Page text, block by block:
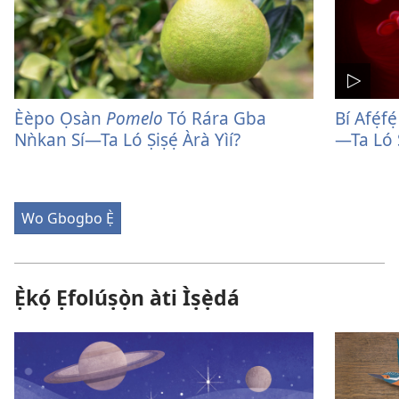
Èèpo Ọsàn Pomelo Tó Rára Gba
Nǹkan Sí​​—⁠Ta Ló Ṣiṣẹ́ Àrà Yìí?
Bí
—Ta Ló
Wo Gbogbo Ẹ̀
Ẹ̀kọ́ Ẹfolúṣọ̀n àti Ìṣẹ̀dá